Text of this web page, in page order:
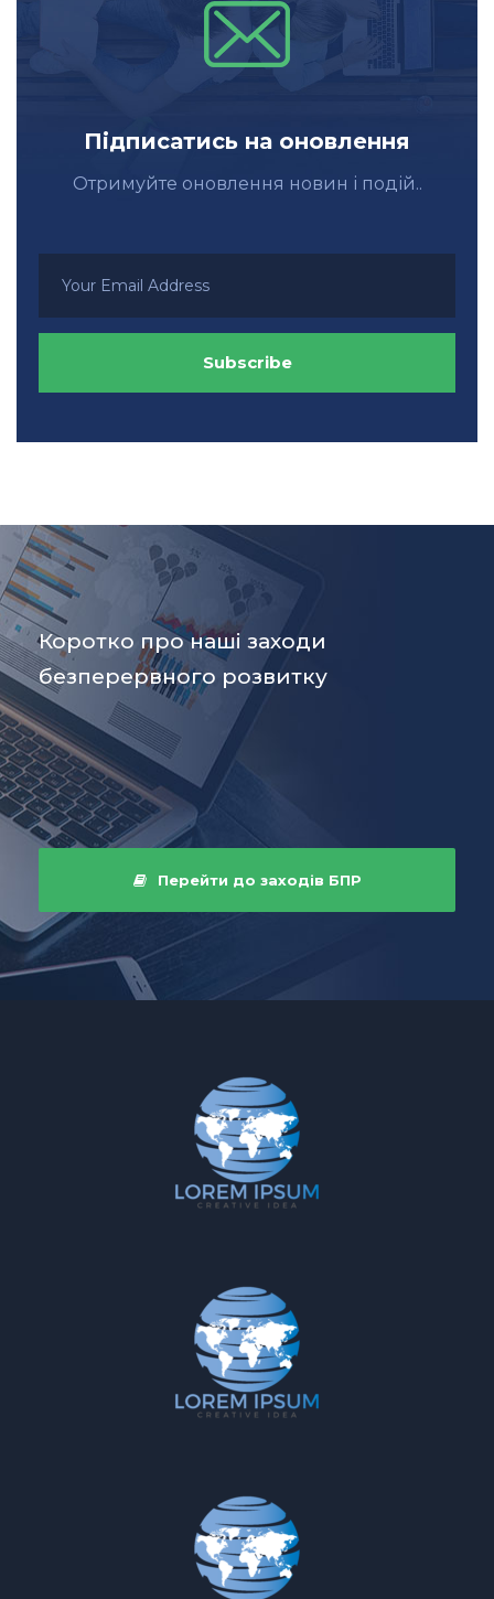
Підписатись на оновлення
Отримуйте оновлення новин і подій..
Коротко про наші заходи
безперервного розвитку
Перейти до заходів БПР